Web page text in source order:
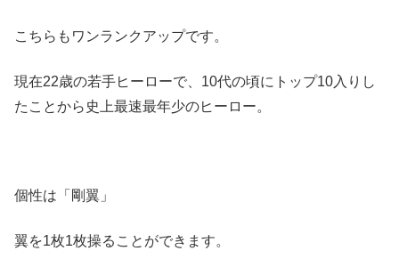
こちらもワンランクアップです。
現在22歳の若手ヒーローで、10代の頃にトップ10入りし
たことから史上最速最年少のヒーロー。
個性は「剛翼」
翼を1枚1枚操ることができます。